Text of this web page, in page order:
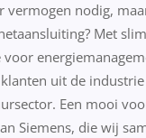
vermogen nodig,
Met
uit de
Een mooi
Siemens, die wij